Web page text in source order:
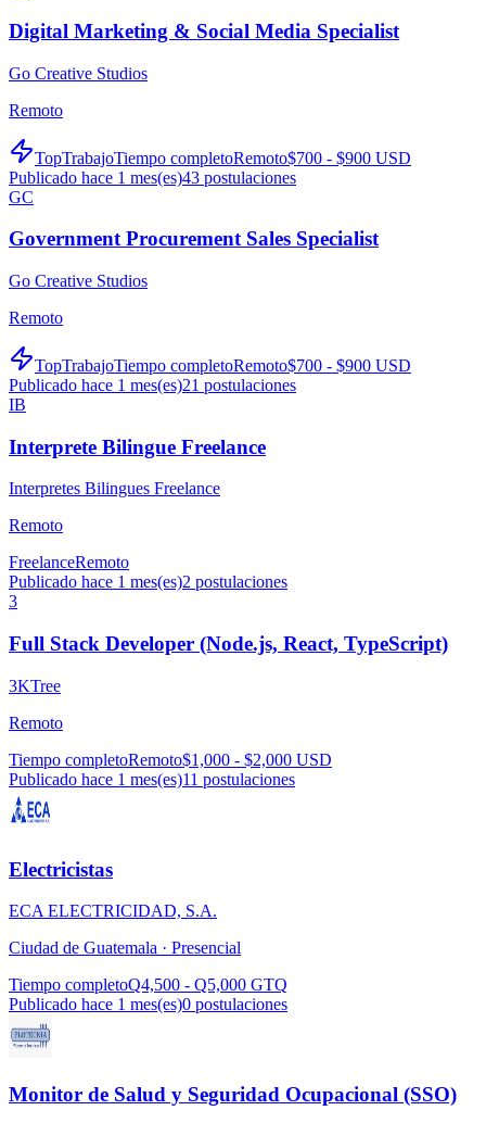
Digital Marketing & Social Media Specialist
Go Creative Studios
Remoto
TopTrabajoTiempo completoRemoto$700 - $900 USD
Publicado hace 1 mes(es)43 postulaciones
GC
Government Procurement Sales Specialist
Go Creative Studios
Remoto
TopTrabajoTiempo completoRemoto$700 - $900 USD
Publicado hace 1 mes(es)21 postulaciones
IB
Interprete Bilingue Freelance
Interpretes Bilingues Freelance
Remoto
FreelanceRemoto
Publicado hace 1 mes(es)2 postulaciones
3
Full Stack Developer (Node.js, React, TypeScript)
3KTree
Remoto
Tiempo completoRemoto$1,000 - $2,000 USD
Publicado hace 1 mes(es)11 postulaciones
Electricistas
ECA ELECTRICIDAD, S.A.
Ciudad de Guatemala · Presencial
Tiempo completoQ4,500 - Q5,000 GTQ
Publicado hace 1 mes(es)0 postulaciones
Monitor de Salud y Seguridad Ocupacional (SSO)